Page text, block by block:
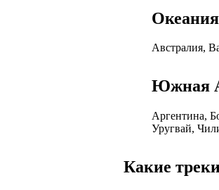
Океания
Австралия,
Южная
Аргентина,
Уругвай,
Какие